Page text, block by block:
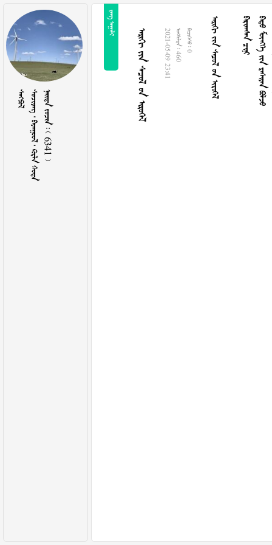
          6341 
 
   2021-05-09 23:41  460  0        